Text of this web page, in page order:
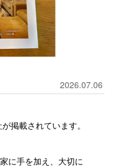
2026.07.06
掲載されています。
に手を加え、大切に